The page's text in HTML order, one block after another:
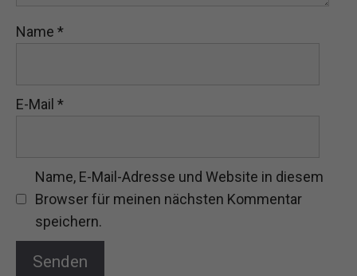
Name *
E-Mail *
Name, E-Mail-Adresse und Website in diesem
Browser für meinen nächsten Kommentar
speichern.